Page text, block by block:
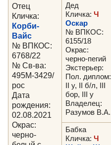
Отец
Кличка:
Корби-
Вайс
№ ВПКОС:
6768/22
№ Св-ва:
495М-3429/
рос
Дата
рождения:
02.08.2021
Окрас:
черно-
Дед
Кличка: Ч
Оскар
№ ВПКОС:
6155/18
Окрас:
черно-пегий
Экстерьер:
Пол. диплом:
II у, II б/л, III
бор, III у
Владелец:
Разумов В.А.
Бабка
Кличка: Ч